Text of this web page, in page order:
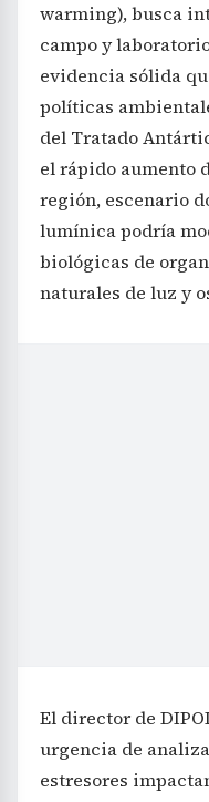
warming), busca
campo y
evidencia sólida
políticas
del Tratado
el rápido aumento
región, escenario
lumínica podría
biológicas de
naturales de luz y
El director de
urgencia de
estresores